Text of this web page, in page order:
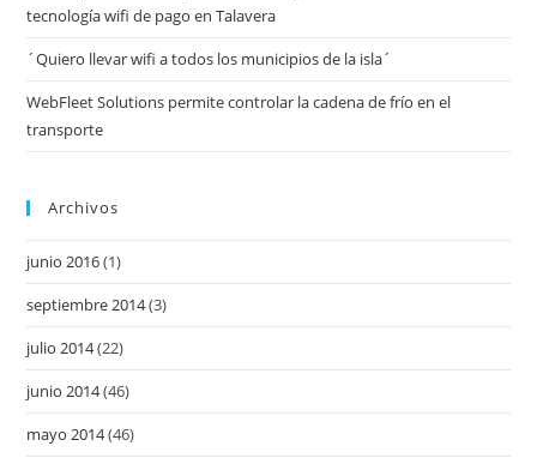
tecnología wifi de pago en Talavera
´Quiero llevar wifi a todos los municipios de la isla´
WebFleet Solutions permite controlar la cadena de frío en el
transporte
Archivos
junio 2016(1)
septiembre 2014(3)
julio 2014(22)
junio 2014(46)
mayo 2014(46)